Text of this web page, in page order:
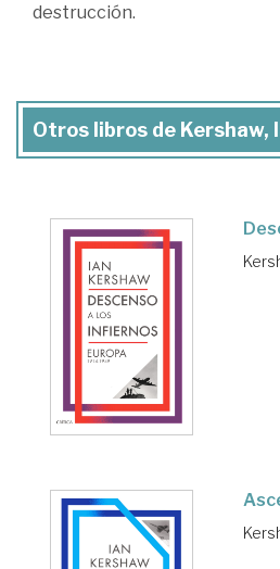
destrucción.
Otros libros de Kershaw,